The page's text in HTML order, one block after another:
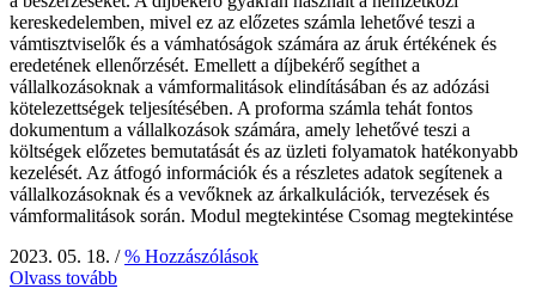
kereskedelemben, mivel ez az előzetes számla lehetővé teszi a
vámtisztviselők és a vámhatóságok számára az áruk értékének és
eredetének ellenőrzését. Emellett a díjbekérő segíthet a
vállalkozásoknak a vámformalitások elindításában és az adózási
kötelezettségek teljesítésében. A proforma számla tehát fontos
dokumentum a vállalkozások számára, amely lehetővé teszi a
költségek előzetes bemutatását és az üzleti folyamatok hatékonyabb
kezelését. Az átfogó információk és a részletes adatok segítenek a
vállalkozásoknak és a vevőknek az árkalkulációk, tervezések és
vámformalitások során. Modul megtekintése Csomag megtekintése
2023. 05. 18. / % Hozzászólások
Olvass tovább